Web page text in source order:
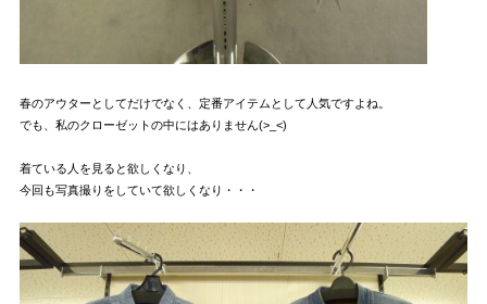
春のアウターとしてだけでなく、定番アイテムとして人気ですよね。
でも、私のクローゼットの中にはありません(>_<)
着ている人を見ると欲しくなり、
今回も写真撮りをしていて欲しくなり・・・